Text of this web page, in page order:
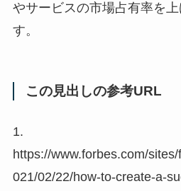
やサービスの市場占有率を
す。
この見出しの参考URL
1.
https://www.forbes.com/
021/02/22/how-to-create-a-